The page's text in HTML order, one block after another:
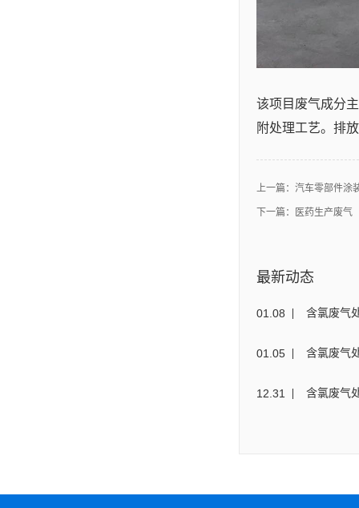
该项目废气成分
附处理工艺。排
上一篇： 汽车零部件涂
下一篇： 医药生产废气
最新动态
01 08 含氯废气
01 05 含氯废气
12 31 含氯废气